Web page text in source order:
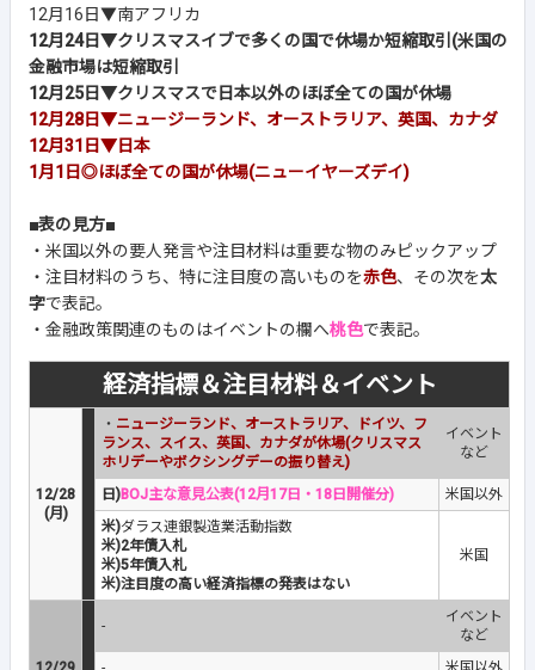
12月16日▼南アフリカ
12月24日▼クリスマスイブで多くの国で休場か短縮取引(米国の
金融市場は短縮取引
12月25日▼クリスマスで日本以外のほぼ全ての国が休場
12月28日▼ニュージーランド、オーストラリア、英国、カナダ
12月31日▼日本
1月1日◎ほぼ全ての国が休場(ニューイヤーズデイ)
■表の見方■
・米国以外の要人発言や注目材料は重要な物のみピックアップ
・注目材料のうち、特に注目度の高いものを赤色、その次を太
字で表記。
・金融政策関連のものはイベントの欄へ桃色で表記。
経済指標＆注目材料＆イベント
12/28
(月)
・ ニュージーランド、オーストラリア、ドイツ、フ
ランス、スイス、英国、カナダが休場(クリスマス
ホリデーやボクシングデーの振り替え)
イベント
など
日)BOJ主な意見公表(12月17日・18日開催分)
米国以外
米)ダラス連銀製造業活動指数
米)2年債入札
米)5年債入札
米)注目度の高い経済指標の発表はない
米国
-
イベント
など